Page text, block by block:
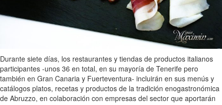
Durante siete días, los restaurantes y tiendas de productos italianos
participantes -unos 36 en total, en su mayoría de Tenerife pero
también en Gran Canaria y Fuerteventura- incluirán en sus menús y
catálogos platos, recetas y productos de la tradición enogastronómica
de Abruzzo, en colaboración con empresas del sector que aportarán